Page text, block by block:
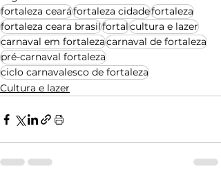
fortaleza cearáfortaleza cidadefortaleza
fortaleza ceara brasilfortalcultura e lazer
carnaval em fortalezacarnaval de fortaleza
pré-carnaval fortaleza
ciclo carnavalesco de fortaleza
Cultura e lazer